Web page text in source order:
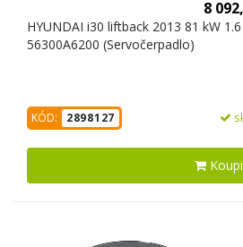
8
HYUNDAI i30 liftback 2013 81 kW
56300A6200 (Servočerpadlo)
KÓD: 2898127